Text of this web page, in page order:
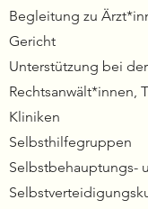
Begleitung zu
Gericht
Unterstützung bei
Rechtsanwält*innen,
Kliniken
Selbsthilfegruppen
Selbstbehauptungs-